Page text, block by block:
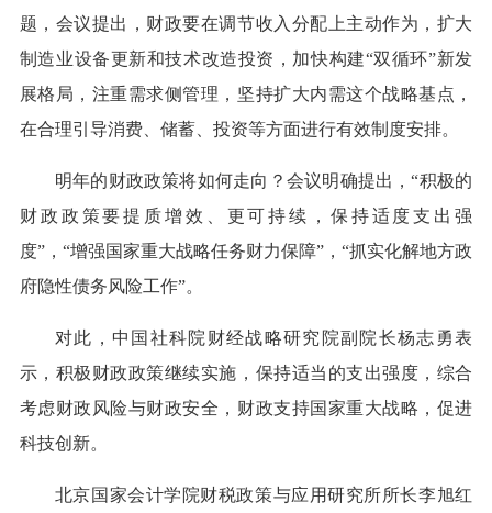
题，会议提出，财政要在调节收入分配上主动作为，扩大
制造业设备更新和技术改造投资，加快构建“双循环”新发
展格局，注重需求侧管理，坚持扩大内需这个战略基点，
在合理引导消费、储蓄、投资等方面进行有效制度安排。
明年的财政政策将如何走向？会议明确提出，“积极的
财政政策要提质增效、更可持续，保持适度支出强
度”，“增强国家重大战略任务财力保障”，“抓实化解地方政
府隐性债务风险工作”。
对此，中国社科院财经战略研究院副院长杨志勇表
示，积极财政政策继续实施，保持适当的支出强度，综合
考虑财政风险与财政安全，财政支持国家重大战略，促进
科技创新。
北京国家会计学院财税政策与应用研究所所长李旭红